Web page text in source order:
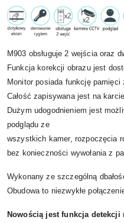
M903 obsługuje 2 wejścia oraz
Funkcja korekcji obrazu jest
Monitor posiada funkcję
Całość zapisywana jest na
Dużym udogodnieniem jest
podglądu ze
wszystkich kamer, rozpoczęcia
bez konieczności wywołania z
Wykonany ze szczególną
Obudowa to niezwykłe
Nowością jest funkcja